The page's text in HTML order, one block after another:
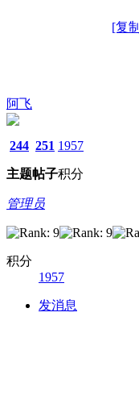
[复
阿飞
244
主题
251
帖子
1957
积分
管理员
积分
1957
发消息